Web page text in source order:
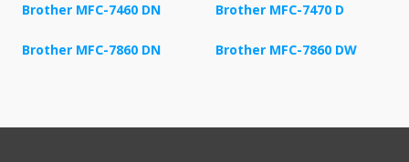
Brother MFC-7460 DN Brother MFC-7470 D
Brother MFC-7860 DN Brother MFC-7860 DW